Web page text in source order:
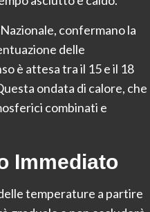
confermano la
delle
è attesa tra il 15 e il 18
ondata di calore, che
combinati e
Immediato
temperature a partire